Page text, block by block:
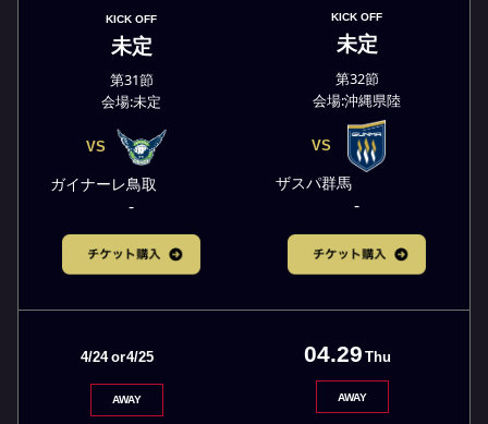
KICK OFF
未定
第31節
会場:未定
VS
ガイナーレ鳥取
-
KICK OFF
未定
第32節
会場:沖縄県陸
VS
ザスパ群馬
-
4/24 or4/25
AWAY
04.29 Thu
AWAY